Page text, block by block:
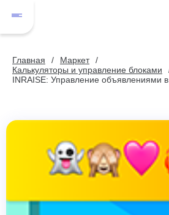
Главная
Маркет
Калькуляторы и управление блоками
INRAISE: Управление объявлениями